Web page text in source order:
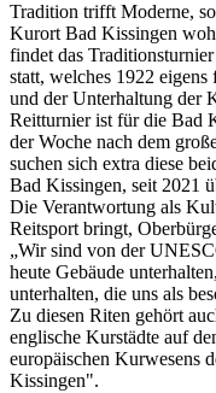
Tradition trifft Moderne,
Kurort Bad Kissingen
findet das
statt, welches 1922
und der Unterhaltung der
Reitturnier ist für die Bad
der Woche nach dem
suchen sich extra diese
Bad Kissingen, seit 2021
Die Verantwortung als
Reitsport bringt,
„Wir sind von der
heute Gebäude
unterhalten, die uns als
Zu diesen Riten gehört
englische Kurstädte auf
europäischen Kurwesens
Kissingen".